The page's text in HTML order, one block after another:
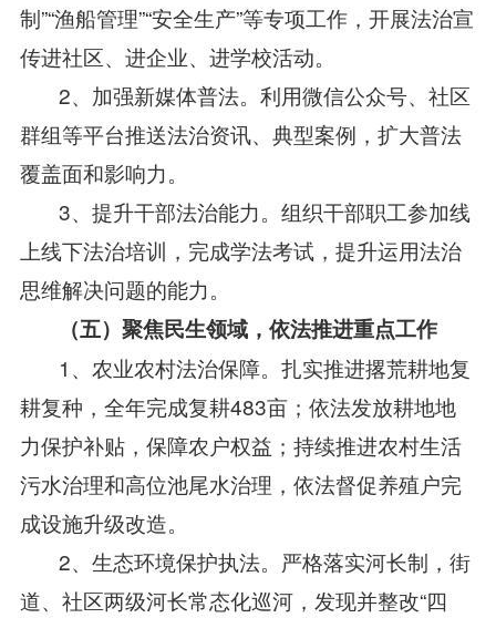
制”“渔船管理”“安全生产”等专项工作，开展法治宣
传进社区、进企业、进学校活动。
2、加强新媒体普法。利用微信公众号、社区
群组等平台推送法治资讯、典型案例，扩大普法
覆盖面和影响力。
3、提升干部法治能力。组织干部职工参加线
上线下法治培训，完成学法考试，提升运用法治
思维解决问题的能力。
（五）聚焦民生领域，依法推进重点工作
1、农业农村法治保障。扎实推进撂荒耕地复
耕复种，全年完成复耕483亩；依法发放耕地地
力保护补贴，保障农户权益；持续推进农村生活
污水治理和高位池尾水治理，依法督促养殖户完
成设施升级改造。
2、生态环境保护执法。严格落实河长制，街
道、社区两级河长常态化巡河，发现并整改“四